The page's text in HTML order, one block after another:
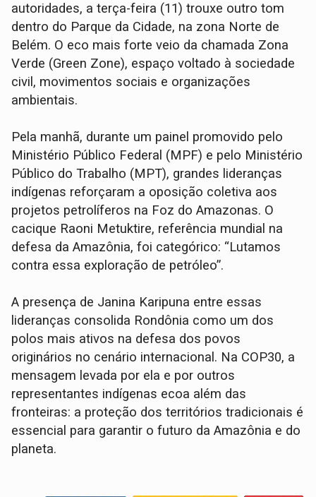
autoridades, a terça-feira (11) trouxe outro tom
dentro do Parque da Cidade, na zona Norte de
Belém. O eco mais forte veio da chamada Zona
Verde (Green Zone), espaço voltado à sociedade
civil, movimentos sociais e organizações
ambientais.
Pela manhã, durante um painel promovido pelo
Ministério Público Federal (MPF) e pelo Ministério
Público do Trabalho (MPT), grandes lideranças
indígenas reforçaram a oposição coletiva aos
projetos petrolíferos na Foz do Amazonas. O
cacique Raoni Metuktire, referência mundial na
defesa da Amazônia, foi categórico: “Lutamos
contra essa exploração de petróleo”.
A presença de Janina Karipuna entre essas
lideranças consolida Rondônia como um dos
polos mais ativos na defesa dos povos
originários no cenário internacional. Na COP30, a
mensagem levada por ela e por outros
representantes indígenas ecoa além das
fronteiras: a proteção dos territórios tradicionais é
essencial para garantir o futuro da Amazônia e do
planeta.